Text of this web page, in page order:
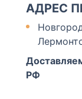
АДРЕС
РФ